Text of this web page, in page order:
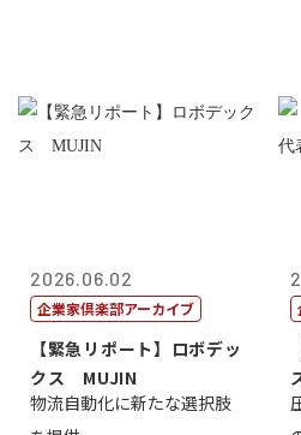
2026.06.02
企業家倶楽部アーカイブ
【緊急リポート】ロボデッ
クス MUJIN
物流自動化に新たな選択肢